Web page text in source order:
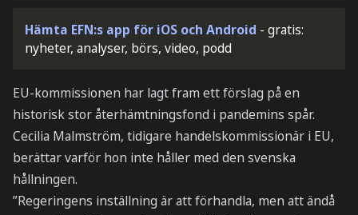
Hämta EFN:s app för iOS och Android - gratis:
nyheter, analyser, börs, video, podd
EU-kommissionen har lagt fram ett förslag på en
historisk stor återhämtningsfond i pandemins spår.
Cecilia Malmström, tidigare handelskommissionär i EU,
berättar varför hon inte håller med den svenska
hållningen.
”Regeringens inställning är att förhandla, men att ändå